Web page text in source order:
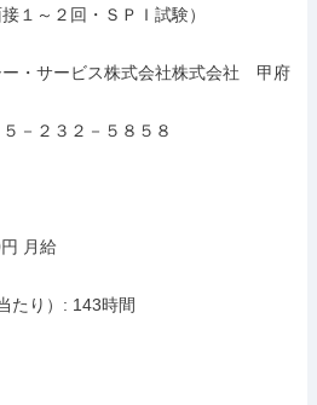
１～２回・ＳＰＩ試験）
・サービス株式会社株式会社　甲府
－２３２－５８５８
月給
たり）: 143時間